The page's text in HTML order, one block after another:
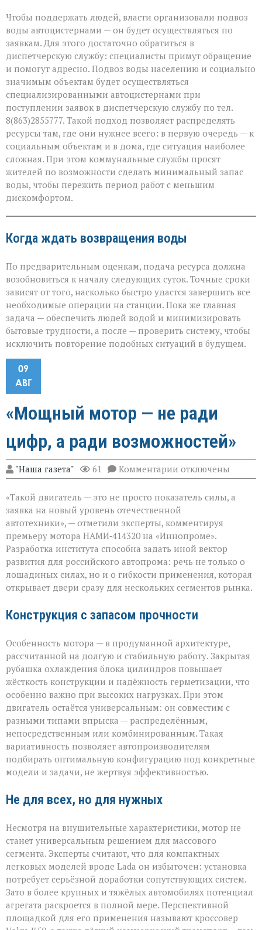
Чтобы поддержать людей, власти организовали подвоз
воды автоцистернами — он будет осуществляться по
заявкам. Для этого достаточно обратиться в
диспетчерскую службу: специалисты примут обращение
и помогут адресно. Подвоз воды населению и социально
значимым объектам будет осуществляться
специализированными автоцистернами при
поступлении заявок в диспетчерскую службу по тел.
8(863)2855777. Такой подход позволяет распределять
ресурсы там, где они нужнее всего: в первую очередь — к
социальным объектам и в дома, где ситуация наиболее
сложная. При этом коммунальные службы просят
жителей по возможности сделать минимальный запас
воды, чтобы пережить период работ с меньшим
дискомфортом.
Когда ждать возвращения воды
По предварительным оценкам, подача ресурса должна
возобновиться к началу следующих суток. Точные сроки
зависят от того, насколько быстро удастся завершить все
необходимые операции на станции. Пока же главная
задача — обеспечить людей водой и минимизировать
бытовые трудности, а после — проверить систему, чтобы
исключить повторение подобных ситуаций в будущем.
09
АВГ
«Мощный мотор — не ради
цифр, а ради возможностей»
"Наша газета" 61 Комментарии к
записи
мотор — не
ради
а
ради
возможностей»
отключены
«Такой двигатель — это не просто показатель силы, а
заявка на новый уровень отечественной
автотехники», — отметили эксперты, комментируя
премьеру мотора НАМИ‑414320 на «Иннопроме».
Разработка института способна задать иной вектор
развития для российского автопрома: речь не только о
лошадиных силах, но и о гибкости применения, которая
открывает двери сразу для нескольких сегментов рынка.
Конструкция с запасом прочности
Особенность мотора — в продуманной архитектуре,
рассчитанной на долгую и стабильную работу. Закрытая
рубашка охлаждения блока цилиндров повышает
жёсткость конструкции и надёжность герметизации, что
особенно важно при высоких нагрузках. При этом
двигатель остаётся универсальным: он совместим с
разными типами впрыска — распределённым,
непосредственным или комбинированным. Такая
вариативность позволяет автопроизводителям
подбирать оптимальную конфигурацию под конкретные
модели и задачи, не жертвуя эффективностью.
Не для всех, но для нужных
Несмотря на внушительные характеристики, мотор не
станет универсальным решением для массового
сегмента. Эксперты считают, что для компактных
легковых моделей вроде Lada он избыточен: установка
потребует серьёзной доработки сопутствующих систем.
Зато в более крупных и тяжёлых автомобилях потенциал
агрегата раскроется в полной мере. Перспективной
площадкой для его применения называют кроссовер